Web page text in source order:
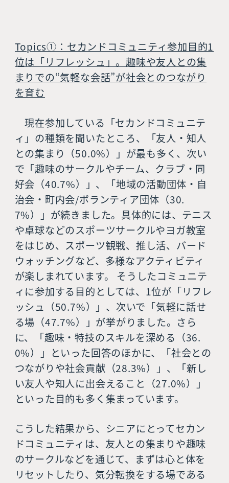
Topics①：セカンドコミュニティ参加目的1
位は「リフレッシュ」。趣味や友人との集
まりでの“気軽な会話”が社会とのつながり
を育む
現在参加している「セカンドコミュニテ
ィ」の種類を聞いたところ、「友人・知人
との集まり（50.0%）」が最も多く、次い
で「趣味のサークルやチーム、クラブ・同
好会（40.7%）」、「地域の活動団体・自
治会・町内会/ボランティア団体（30.
7%）」が続きました。具体的には、テニス
や卓球などのスポーツサークルやヨガ教室
をはじめ、スポーツ観戦、推し活、バード
ウォッチングなど、多様なアクティビティ
が楽しまれています。 そうしたコミュニテ
ィに参加する目的としては、1位が「リフレ
ッシュ（50.7%）」、次いで「気軽に話せ
る場（47.7%）」が挙がりました。さら
に、「趣味・特技のスキルを深める（36.
0%）」といった回答のほかに、「社会との
つながりや社会貢献（28.3%）」、「新し
い友人や知人に出会えること（27.0%）」
といった目的も多く集まっています。
こうした結果から、シニアにとってセカン
ドコミュニティは、友人との集まりや趣味
のサークルなどを通じて、まずは心と体を
リセットしたり、気分転換をする場である